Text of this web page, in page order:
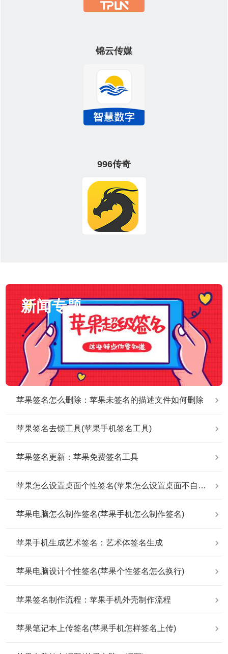
锦云传媒
996传奇
新闻专题
苹果签名怎么删除：苹果未签名的描述文件如何删除
苹果签名去锁工具(苹果手机签名工具)
苹果签名更新：苹果免费签名工具
苹果怎么设置桌面个性签名(苹果怎么设置桌面不自动排列)
苹果电脑怎么制作签名(苹果手机怎么制作签名)
苹果手机生成艺术签名：艺术体签名生成
苹果电脑设计个性签名(苹果个性签名怎么换行)
苹果签名制作流程：苹果手机外壳制作流程
苹果笔记本上传签名(苹果手机怎样签名上传)